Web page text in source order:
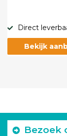
Direct
Bekijk
Bezoek